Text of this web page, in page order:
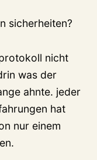
sicherheiten?
nicht
was der
ahnte. jeder
hat
nur einem